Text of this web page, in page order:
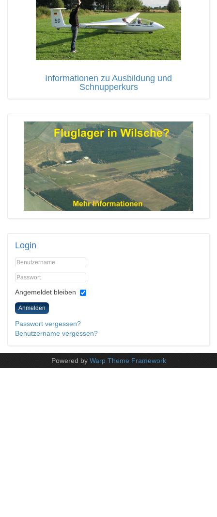
Informationen zu Ausbildung und
Schnupperkurs
Login
Angemeldet bleiben
Anmelden
Passwort vergessen?
Benutzername vergessen?
Powered by Warp Theme Framework